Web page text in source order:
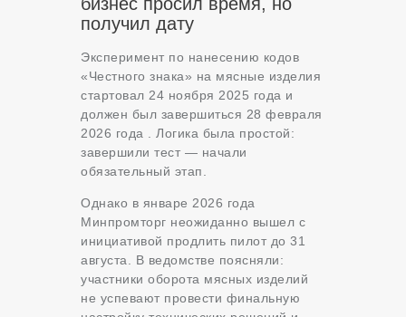
получил дату
Эксперимент по нанесению кодов
«Честного знака» на мясные изделия
стартовал 24 ноября 2025 года и
должен был завершиться 28 февраля
2026 года . Логика была простой:
завершили тест — начали
обязательный этап.
Однако в январе 2026 года
Минпромторг неожиданно вышел с
инициативой продлить пилот до 31
августа. В ведомстве поясняли:
участники оборота мясных изделий
не успевают провести финальную